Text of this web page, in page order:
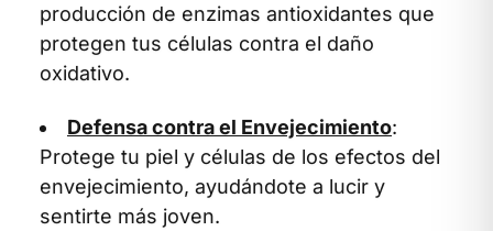
producción de enzimas antioxidantes que
protegen tus células contra el daño
oxidativo.
Defensa contra el Envejecimiento:
Protege tu piel y células de los efectos del
envejecimiento, ayudándote a lucir y
sentirte más joven.